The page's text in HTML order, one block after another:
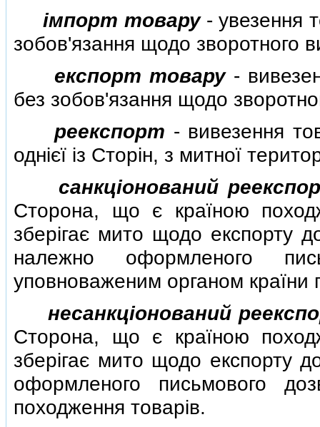
iмпорт товару - увезення
зобов'язання щодо зворотного
експорт товару -
без зобов'язання щодо
реекспорт - вивезення
однiєї iз Сторiн, з митної
санкцiонований
Сторона, що є країною
зберiгає мито щодо експорту
належно оформленого
уповноваженим органом країни
несанкцiонований
Сторона, що є країною
зберiгає мито щодо експорту
оформленого письмового
походження товарiв.